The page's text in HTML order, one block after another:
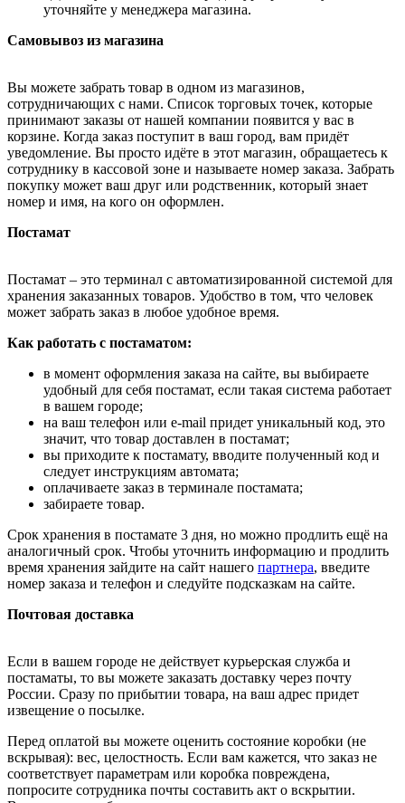
уточняйте у менеджера магазина.
Самовывоз из магазина
Вы можете забрать товар в одном из магазинов,
сотрудничающих с нами. Список торговых точек, которые
принимают заказы от нашей компании появится у вас в
корзине. Когда заказ поступит в ваш город, вам придёт
уведомление. Вы просто идёте в этот магазин, обращаетесь к
сотруднику в кассовой зоне и называете номер заказа. Забрать
покупку может ваш друг или родственник, который знает
номер и имя, на кого он оформлен.
Постамат
Постамат – это терминал с автоматизированной системой для
хранения заказанных товаров. Удобство в том, что человек
может забрать заказ в любое удобное время.
Как работать с постаматом:
в момент оформления заказа на сайте, вы выбираете
удобный для себя постамат, если такая система работает
в вашем городе;
на ваш телефон или e-mail придет уникальный код, это
значит, что товар доставлен в постамат;
вы приходите к постамату, вводите полученный код и
следует инструкциям автомата;
оплачиваете заказ в терминале постамата;
забираете товар.
Срок хранения в постамате 3 дня, но можно продлить ещё на
аналогичный срок. Чтобы уточнить информацию и продлить
время хранения зайдите на сайт нашего партнера, введите
номер заказа и телефон и следуйте подсказкам на сайте.
Почтовая доставка
Если в вашем городе не действует курьерская служба и
постаматы, то вы можете заказать доставку через почту
России. Сразу по прибытии товара, на ваш адрес придет
извещение о посылке.
Перед оплатой вы можете оценить состояние коробки (не
вскрывая): вес, целостность. Если вам кажется, что заказ не
соответствует параметрам или коробка повреждена,
попросите сотрудника почты составить акт о вскрытии.